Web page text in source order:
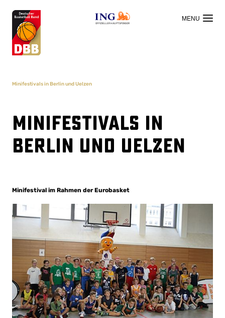
OFFIZIELLER HAUPTSPONSOR
Minifestivals in Berlin und Uelzen
Minifestivals in
Berlin und Uelzen
Minifestival im Rahmen der Eurobasket